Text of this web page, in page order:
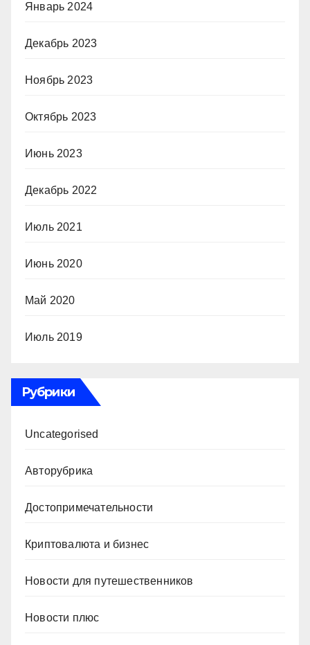
Январь 2024
Декабрь 2023
Ноябрь 2023
Октябрь 2023
Июнь 2023
Декабрь 2022
Июль 2021
Июнь 2020
Май 2020
Июль 2019
Рубрики
Uncategorised
Авторубрика
Достопримечательности
Криптовалюта и бизнес
Новости для путешественников
Новости плюс